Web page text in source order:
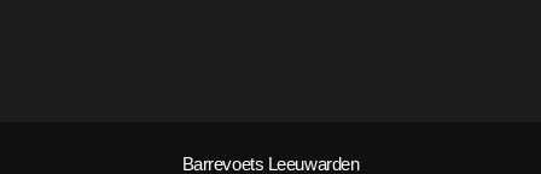
Barrevoets Leeuwarden